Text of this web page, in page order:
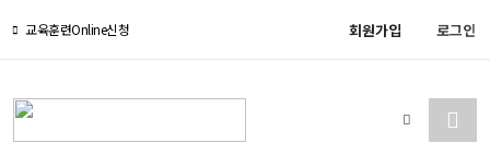
교육훈련Online신청 회원가입 로그인